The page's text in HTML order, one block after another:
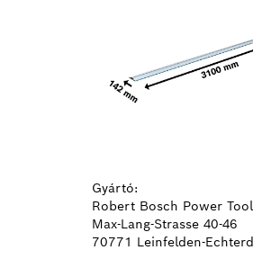
Gyártó:
Robert Bosch Power
Max-Lang-Strasse 40-46
70771 Leinfelden-